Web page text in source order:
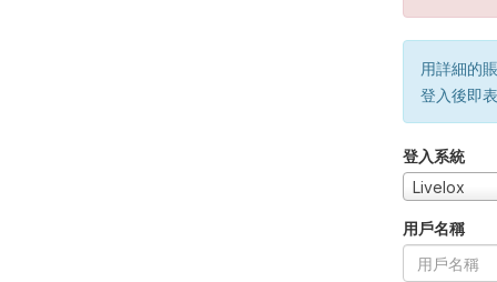
用詳細的
登入後即
登入系統
Livelox
用戶名稱